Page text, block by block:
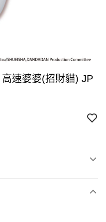
速婆婆(招財貓) JP